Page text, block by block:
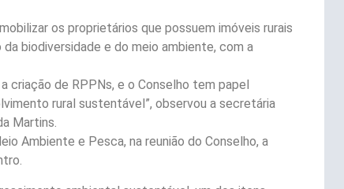
os proprietários que possuem imóveis rurais
biodiversidade e do meio ambiente, com a
criação de RPPNs, e o Conselho tem papel
rural sustentável”, observou a secretária
Martins.
Ambiente e Pesca, na reunião do Conselho, a